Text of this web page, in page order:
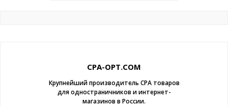
CPA-OPT.COM
Крупнейший производитель CPA товаров
для одностраничников и интернет-
магазинов в России.